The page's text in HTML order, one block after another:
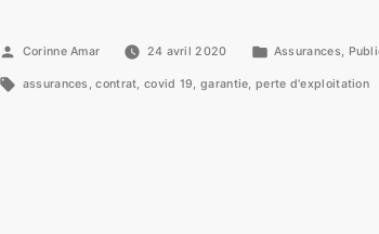
Corinne Amar 24 avril 2020 Assurances,
assurances ,contrat,covid 19,garantie,perte d'exploitation